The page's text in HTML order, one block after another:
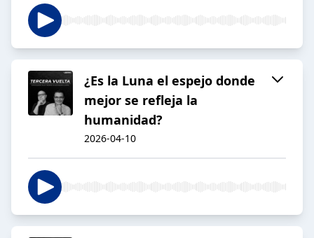
¿Es la Luna el espejo donde
mejor se refleja la
humanidad?
2026-04-10